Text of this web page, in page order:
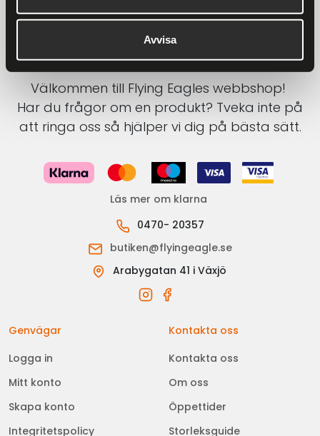
Avvisa
Välkommen till Flying Eagles webbshop!
Har du frågor om en produkt? Tveka inte på
att ringa oss så hjälper vi dig på bästa sätt.
Läs mer om klarna
0470- 20357
butiken@flyingeagle.se
Arabygatan 41 i Växjö
Genvägar
Logga in
Mitt konto
Skapa konto
Integritetspolicy
Kontakta oss
Kontakta oss
Om oss
Öppettider
Storleksguide